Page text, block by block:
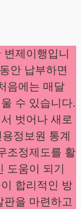
제이행입니
안 납부하면
음에는 매달
수 있습니다.
벗어나 새로
정보원 통계
조정제도를 활
도움이 되기
합리적인 방
판을 마련하고